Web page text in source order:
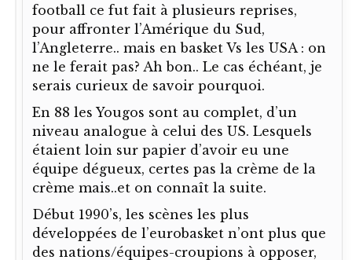
football ce fut fait à plusieurs reprises,
pour affronter l’Amérique du Sud,
l’Angleterre.. mais en basket Vs les USA : on
ne le ferait pas? Ah bon.. Le cas échéant, je
serais curieux de savoir pourquoi.
En 88 les Yougos sont au complet, d’un
niveau analogue à celui des US. Lesquels
étaient loin sur papier d’avoir eu une
équipe dégueux, certes pas la crème de la
crème mais..et on connaît la suite.
Début 1990’s, les scènes les plus
développées de l’eurobasket n’ont plus que
des nations/équipes-croupions à opposer,